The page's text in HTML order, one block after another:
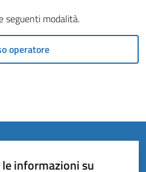
seguenti modalità.
operatore
informazioni su